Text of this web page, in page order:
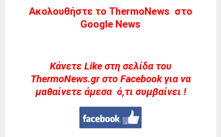
Ακολουθήστε το ThermoNews στο
Google News
Kάνετε Like στη σελίδα του
ThermoNews.gr στο Facebook για να
μαθαίνετε άμεσα ό,τι συμβαίνει !